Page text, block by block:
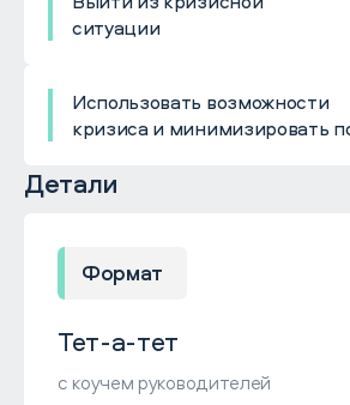
ситуации
Использовать возможности
кризиса и минимизировать
Детали
Формат
Тет-а-тет
с коучем руководителей